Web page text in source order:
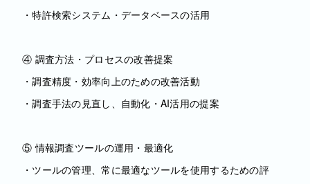
・特許検索システム・データベースの活用
④ 調査方法・プロセスの改善提案
・調査精度・効率向上のための改善活動
・調査手法の見直し、自動化・AI活用の提案
⑤ 情報調査ツールの運用・最適化
・ツールの管理、常に最適なツールを使用するための評